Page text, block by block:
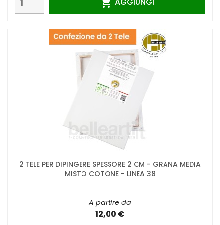
 AGGIUNGI
2 TELE PER DIPINGERE SPESSORE 2 CM - GRANA MEDIA
MISTO COTONE - LINEA 38
A partire da
12,00 €